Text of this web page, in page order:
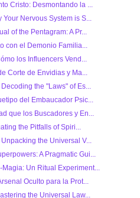
Cristo: Desmontando la ...
Nervous System is S...
of the Pentagram: A Pr...
con el Demonio Familia...
los Influencers Vend...
Corte de Envidias y Ma...
the "Laws" of Es...
del Embaucador Psic...
que los Buscadores y En...
the Pitfalls of Spiri...
the Universal V...
A Pragmatic Gui...
Un Ritual Experiment...
Oculto para la Prot...
the Universal Law...